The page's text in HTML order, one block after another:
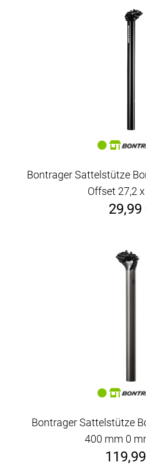
Bontrager Sattelstütze
Offset 27,2
29,99
Bontrager Sattelstütze
400 mm 0